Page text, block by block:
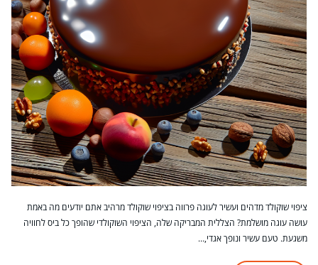
ציפוי שוקולד מדהים ועשיר לעוגה פרווה בציפוי שוקולד מרהיב אתם יודעים מה באמת
עושה עוגה מושלמת? הצללית המבריקה שלה, הציפוי השוקולדי שהופך כל ביס לחוויה
משגעת. טעם עשיר ונופך אגדי,…